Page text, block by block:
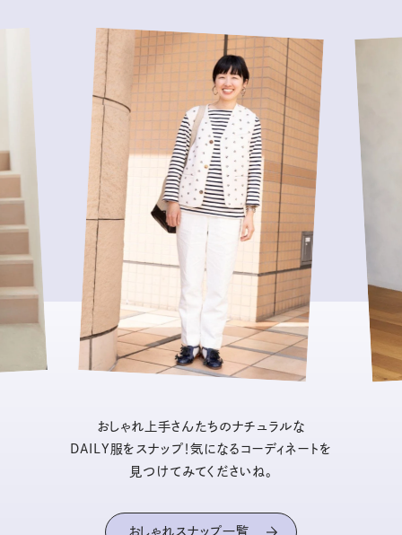
おしゃれ上手さんたちのナチュラルな
DAILY服をスナップ！気になるコーディネートを
見つけてみてくださいね。
おしゃれスナップ一覧